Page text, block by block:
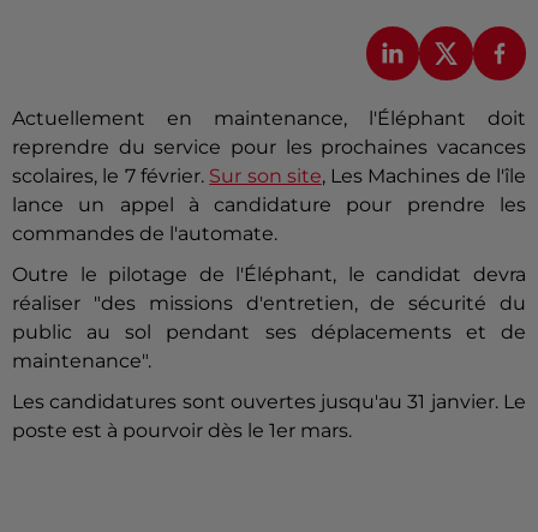
Actuellement en maintenance, l'Éléphant doit
reprendre du service pour les prochaines vacances
scolaires, le 7 février. Sur son site, Les Machines de l'île
lance un appel à candidature pour prendre les
commandes de l'automate.
Outre le pilotage de l'Éléphant, le candidat devra
réaliser "des missions d'entretien, de sécurité du
public au sol pendant ses déplacements et de
maintenance".
Les candidatures sont ouvertes jusqu'au 31 janvier. Le
poste est à pourvoir dès le 1er mars.